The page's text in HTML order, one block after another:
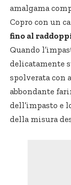
amalgama
Copro con un
fino al
Quando
delicatamente
spolverata con
abbondante
dell’impasto e
della misura